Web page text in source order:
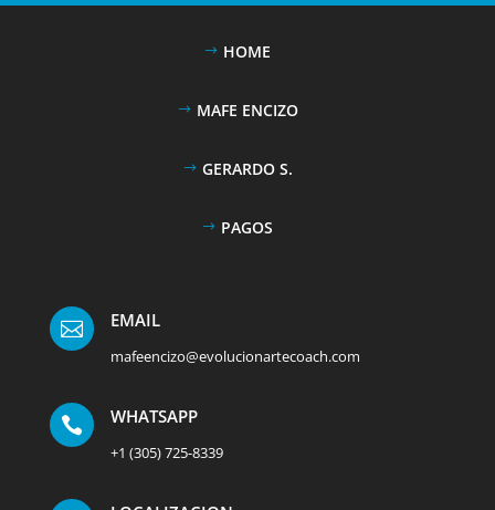
HOME
MAFE ENCIZO
GERARDO S.
PAGOS
 EMAIL
mafeencizo@evolucionartecoach.com
 WHATSAPP
+1 (305) 725-8339